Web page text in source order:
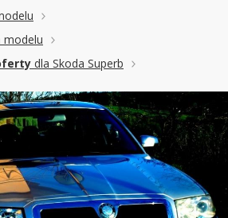
modelu
dla Skoda Superb